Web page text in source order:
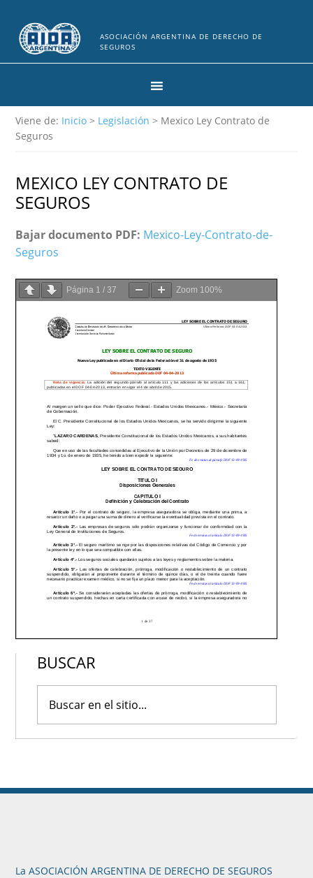
ASOCIACIÓN ARGENTINA DE DERECHO DE
SEGUROS
Viene de: Inicio> Legislación > Mexico Ley Contrato de
Seguros
MEXICO LEY CONTRATO DE
SEGUROS
Bajar documento PDF: Mexico-Ley-Contrato-de-
Seguros
Página 1 /37 Zoom 100%
BUSCAR
La ASOCIACIÓN ARGENTINA DE DERECHO DE SEGUROS